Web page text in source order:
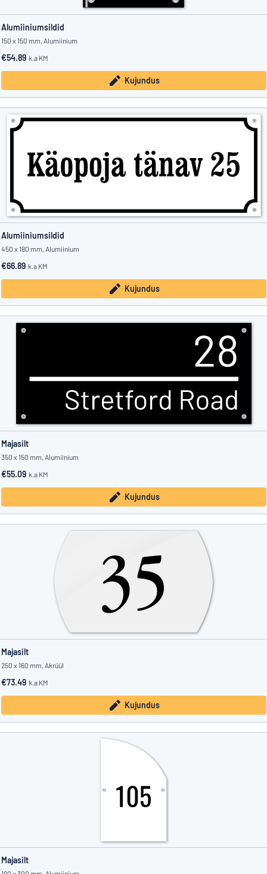
Alumiiniumsildid
150 x 150 mm, Alumiinium
€54.89 k.a KM
Kujundus
Alumiiniumsildid
450 x 180 mm, Alumiinium
€66.89 k.a KM
Kujundus
Majasilt
350 x 150 mm, Alumiinium
€55.09 k.a KM
Kujundus
Majasilt
250 x 160 mm, Akrüül
€73.49 k.a KM
Kujundus
Majasilt